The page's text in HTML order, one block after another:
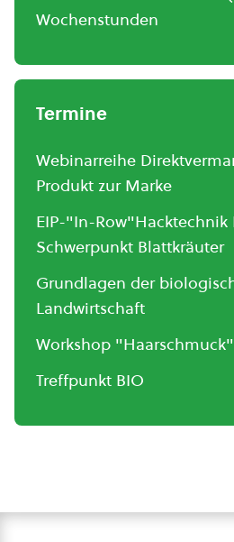
Wochenstunden
Termine
Webinarreihe
Produkt zur Marke
EIP-"In-
Schwerpunkt Blattkräuter
Grundlagen der
Landwirtschaft
Workshop "Haarschmuck"
Treffpunkt BIO